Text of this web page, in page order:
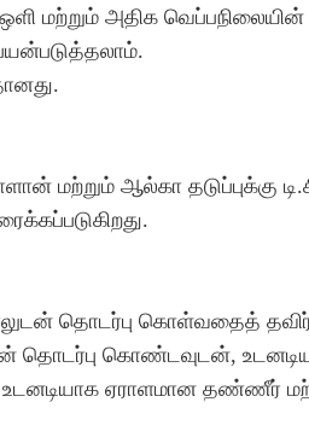
மற்றும் அதிக வெப்பநிலையின்
மற்றும் ஆல்கா தடுப்புக்கு
தொடர்பு கொள்வதைத்
தொடர்பு கொண்டவுடன்,
ஏராளமான தண்ணீர்